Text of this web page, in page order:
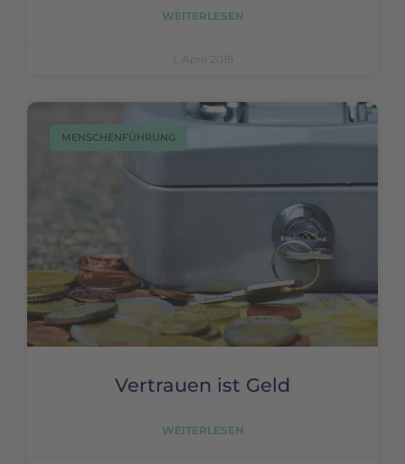
WEITERLESEN
1. April 2019
MENSCHENFÜHRUNG
Vertrauen ist Geld
WEITERLESEN